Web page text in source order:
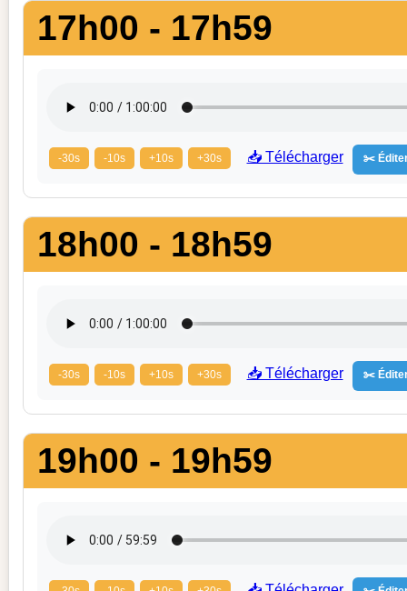
17h00 - 17h59
-30s -10s +10s +30s 📥 Télécharger ✂️
18h00 - 18h59
-30s -10s +10s +30s 📥 Télécharger ✂️
19h00 - 19h59